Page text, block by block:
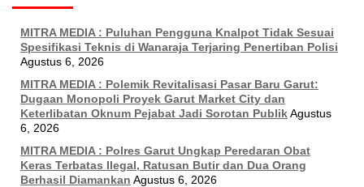
MITRA MEDIA : Puluhan Pengguna Knalpot Tidak Sesuai
Spesifikasi Teknis di Wanaraja Terjaring Penertiban Polisi
Agustus 6, 2026
MITRA MEDIA : Polemik Revitalisasi Pasar Baru Garut:
Dugaan Monopoli Proyek Garut Market City dan
Keterlibatan Oknum Pejabat Jadi Sorotan PublikAgustus
6, 2026
MITRA MEDIA : Polres Garut Ungkap Peredaran Obat
Keras Terbatas Ilegal, Ratusan Butir dan Dua Orang
Berhasil Diamankan Agustus 6, 2026